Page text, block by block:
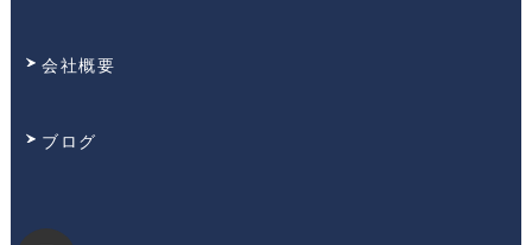
会社概要
ブログ